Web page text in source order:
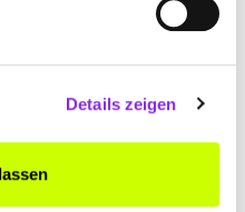
Details zeigen
haben, steht bis Ende
an. Es ist